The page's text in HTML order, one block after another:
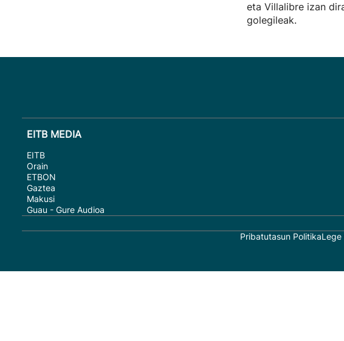
eta Villalibre izan
golegileak.
EITB MEDIA
EITB
Orain
ETBON
Gaztea
Makusi
Guau - Gure Audioa
Pribatutasun PolitikaLege